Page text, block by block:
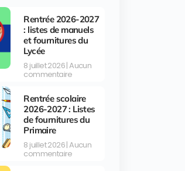
Rentrée 2026-2027
: listes de manuels
et fournitures du
Lycée
8 juillet 2026 Aucun
commentaire
Rentrée scolaire
2026-2027 : Listes
de fournitures du
Primaire
8 juillet 2026 Aucun
commentaire